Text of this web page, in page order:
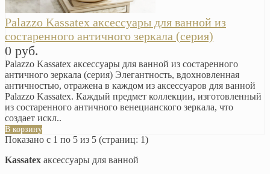
Palazzo Kassatex аксессуары для ванной из
состаренного античного зеркала (серия)
0 руб.
Palazzo Kassatex аксессуары для ванной из состаренного
античного зеркала (серия) Элегантность, вдохновленная
античностью, отражена в каждом из аксессуаров для ванной
Palazzo Kassatex. Каждый предмет коллекции, изготовленный
из состаренного античного венецианского зеркала, что
создает искл..
В корзину
Показано с 1 по 5 из 5 (страниц: 1)
Kassatex аксессуары для ванной